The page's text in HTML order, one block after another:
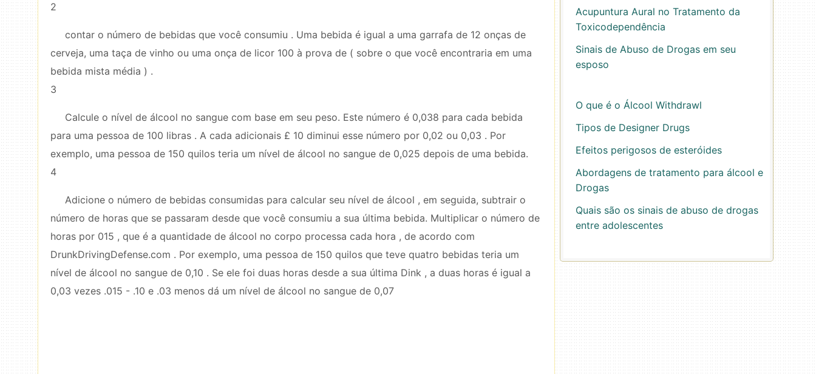
2
contar o número de bebidas que você consumiu . Uma bebida é igual a uma garrafa de 12 onças de
cerveja, uma taça de vinho ou uma onça de licor 100 à prova de ( sobre o que você encontraria em uma
bebida mista média ) .
3
Calcule o nível de álcool no sangue com base em seu peso. Este número é 0,038 para cada bebida
para uma pessoa de 100 libras . A cada adicionais £ 10 diminui esse número por 0,02 ou 0,03 . Por
exemplo, uma pessoa de 150 quilos teria um nível de álcool no sangue de 0,025 depois de uma bebida.
4
Adicione o número de bebidas consumidas para calcular seu nível de álcool , em seguida, subtrair o
número de horas que se passaram desde que você consumiu a sua última bebida. Multiplicar o número de
horas por 015 , que é a quantidade de álcool no corpo processa cada hora , de acordo com
DrunkDrivingDefense.com . Por exemplo, uma pessoa de 150 quilos que teve quatro bebidas teria um
nível de álcool no sangue de 0,10 . Se ele foi duas horas desde a sua última Dink , a duas horas é igual a
0,03 vezes .015 - .10 e .03 menos dá um nível de álcool no sangue de 0,07
Acupuntura Aural no Tratamento da
Toxicodependência
Sinais de Abuso de Drogas em seu
esposo
O que é o Álcool Withdrawl
Tipos de Designer Drugs
Efeitos perigosos de esteróides
Abordagens de tratamento para álcool e
Drogas
Quais são os sinais de abuso de drogas
entre adolescentes